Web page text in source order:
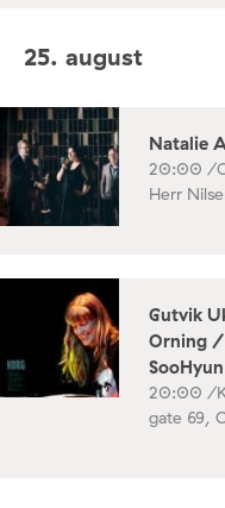
25. august
Natalie
20:00 /
Herr
Gutvik
Orning /
20:00 /
gate 69,